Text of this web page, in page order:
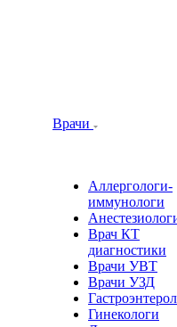
Врачи
Аллергологи-
иммунологи
Врач КТ
диагностики
Врачи УВТ
Врачи УЗД
Гинекологи